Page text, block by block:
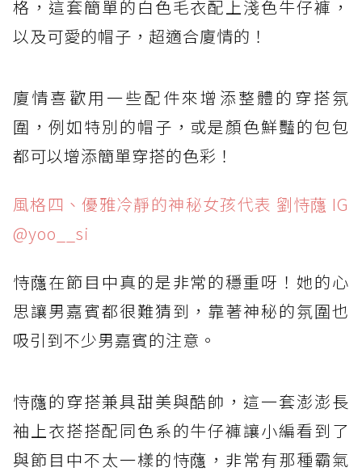
格，這套簡單的白色毛衣配上淺色牛仔褲，
以及可愛的帽子，超適合廈情的！
廈情喜歡用一些配件來增添整體的穿搭氛
圍，例如特別的帽子，或是顏色鮮豔的包包
都可以增添簡單穿搭的色彩！
風格四、優雅冷靜的神秘女孩代表 劉恃蘟 IG
@yoo__si
恃蘟在節目中真的是非常的穩重呀！她的心
思讓男嘉賓都很難猜到，靠著神秘的氛圍也
吸引到不少男嘉賓的注意。
恃蘟的穿搭兼具甜美與酷帥，這一套澎澎長
袖上衣搭搭配同色系的牛仔褲讓小編看到了
與節目中不太一樣的恃蘟，非常有那種霸氣